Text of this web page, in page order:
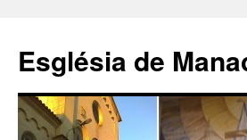
contenido
Església de